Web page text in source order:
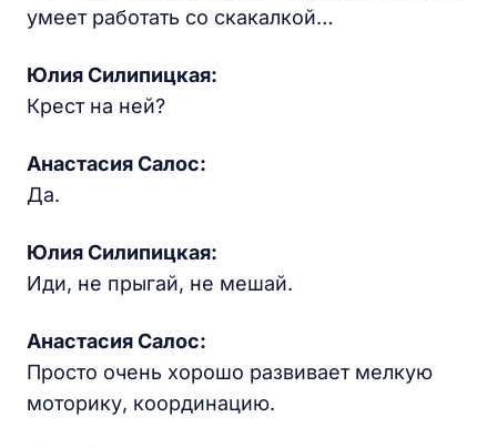
умеет работать со скакалкой…
Юлия Силипицкая:
Крест на ней?
Анастасия Салос:
Да.
Юлия Силипицкая:
Иди, не прыгай, не мешай.
Анастасия Салос:
Просто очень хорошо развивает мелкую
моторику, координацию.